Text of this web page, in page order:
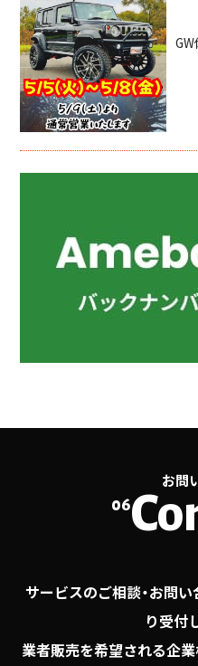
お問
06
サービスのご相談・お問
り受付
業者販売を希望される企